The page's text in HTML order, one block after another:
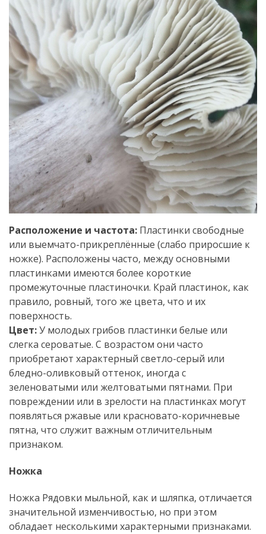
Расположение и частота: Пластинки свободные
или выемчато-прикреплённые (слабо приросшие к
ножке). Расположены часто, между основными
пластинками имеются более короткие
промежуточные пластиночки. Край пластинок, как
правило, ровный, того же цвета, что и их
поверхность.
Цвет:У молодых грибов пластинки белые или
слегка сероватые. С возрастом они часто
приобретают характерный светло-серый или
бледно-оливковый оттенок, иногда с
зеленоватыми или желтоватыми пятнами. При
повреждении или в зрелости на пластинках могут
появляться ржавые или красновато-коричневые
пятна, что служит важным отличительным
признаком.
Ножка
Ножка Рядовки мыльной, как и шляпка, отличается
значительной изменчивостью, но при этом
обладает несколькими характерными признаками.